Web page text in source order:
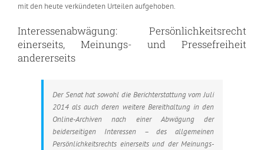
mit den heute verkündeten Urteilen aufgehoben.
Interessenabwägung: Persönlichkeitsrecht
einerseits, Meinungs- und Pressefreiheit
andererseits
Der Senat hat sowohl die Berichterstattung vom Juli
2014 als auch deren weitere Bereithaltung in den
Online-Archiven nach einer Abwägung der
beiderseitigen Interessen – des allgemeinen
Persönlichkeitsrechts einerseits und der Meinungs-